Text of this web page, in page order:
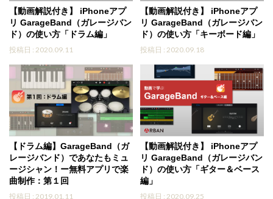
【動画解説付き】 iPhoneアプ
リ GarageBand（ガレージバン
ド）の使い方「ドラム編」
投稿日 : 2020.09.11
【動画解説付き】 iPhoneアプ
リ GarageBand（ガレージバン
ド）の使い方「キーボード編」
投稿日 : 2020.09.18
【ドラム編】GarageBand（ガ
レージバンド）であなたもミュ
ージシャン！ー無料アプリで楽
曲制作：第１回
投稿日 : 2019.01.11
【動画解説付き】 iPhoneアプ
リ GarageBand（ガレージバン
ド）の使い方「ギター＆ベース
編」
投稿日 : 2020.09.25